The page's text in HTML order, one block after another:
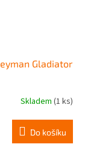
Gladiator
Skladem(1 ks)
Do košíku